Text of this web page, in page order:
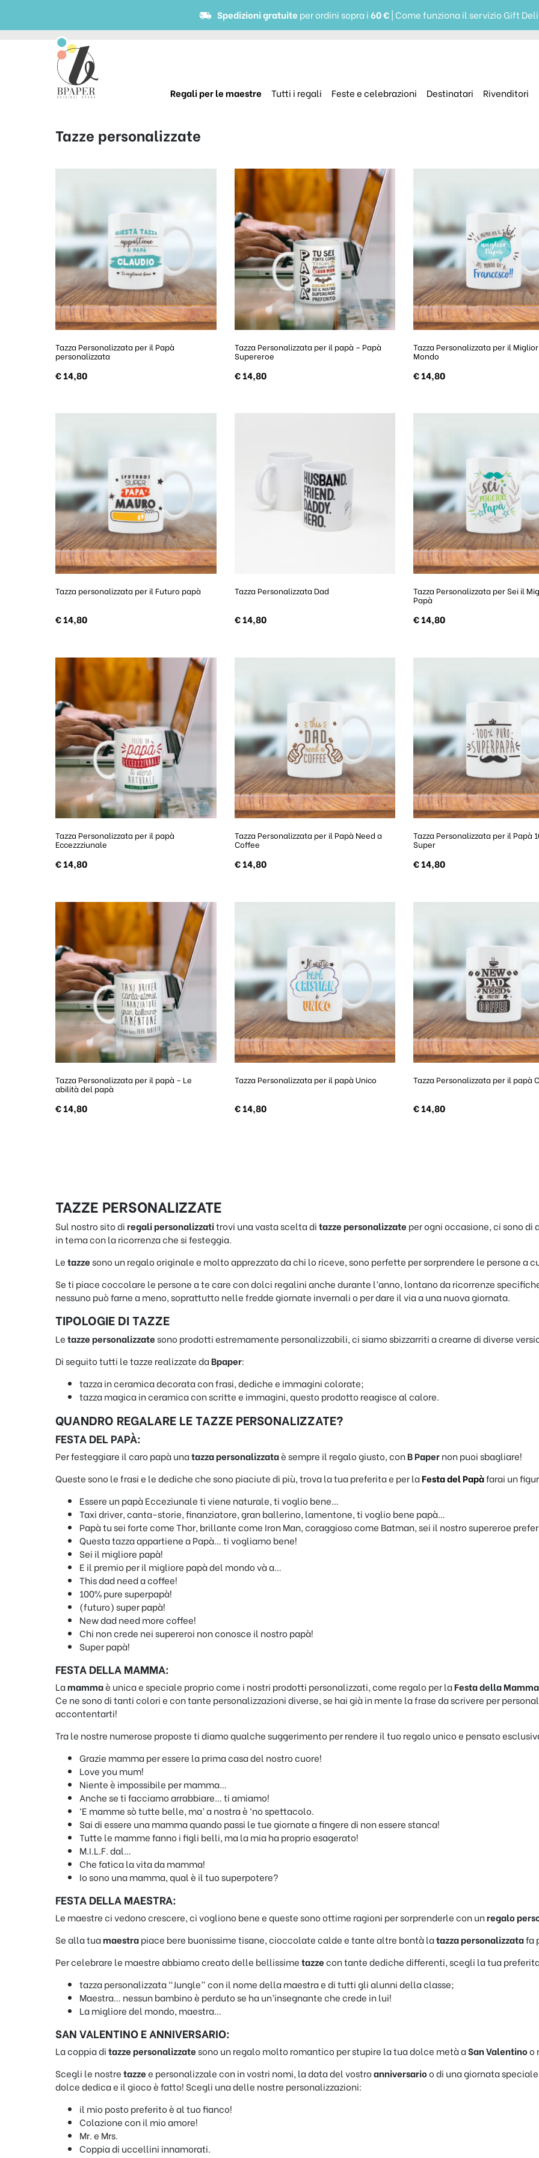
Spedizioni gratuite per ordini sopra i60 €| Come funziona il servizio Gift
Regali per le maestre Tutti i regali Feste e celebrazioni Destinatari Rivenditori
Tazze personalizzate
Tazza Personalizzata per il Papà
personalizzata
€14,80
Tazza Personalizzata per il papà – Papà
Supereroe
€14,80
Tazza Personalizzata per il
Mondo
€14,80
Tazza personalizzata per il Futuro papà
€14,80
Tazza Personalizzata Dad
€14,80
Tazza Personalizzata per Sei il
Papà
€14,80
Tazza Personalizzata per il papà
Eccezzziunale
€14,80
Tazza Personalizzata per il Papà Need a
Coffee
€14,80
Tazza Personalizzata per il Papà
Super
€14,80
Tazza Personalizzata per il papà – Le
abilità del papà
€14,80
Tazza Personalizzata per il papà Unico
€14,80
Tazza Personalizzata per il papà
€14,80
TAZZE PERSONALIZZATE
Sul nostro sito di regali personalizzatitrovi una vasta scelta ditazze personalizzate per ogni occasione, ci sono di
in tema con la ricorrenza che si festeggia.
Letazzesono un regalo originale e molto apprezzato da chi lo riceve, sono perfette per sorprendere le persone a
Se ti piace coccolare le persone a te care con dolci regalini anche durante l’anno, lontano da ricorrenze
nessuno può farne a meno, soprattutto nelle fredde giornate invernali o per dare il via a una nuova giornata.
TIPOLOGIE DI TAZZE
Letazze personalizzatesono prodotti estremamente personalizzabili, ci siamo sbizzarriti a crearne di diverse
Di seguito tutti le tazze realizzate daBpaper:
tazza in ceramica decorata con frasi, dediche e immagini colorate;
tazza magica in ceramica con scritte e immagini, questo prodotto reagisce al calore.
QUANDRO REGALARE LE TAZZE PERSONALIZZATE?
FESTA DEL PAPÀ:
Per festeggiare il caro papà unatazza personalizzataè sempre il regalo giusto, conB Papernon puoi sbagliare!
Queste sono le frasi e le dediche che sono piaciute di più, trova la tua preferita e per laFesta del Papàfarai un
Essere un papà Ecceziunale ti viene naturale, ti voglio bene…
Taxi driver, canta-storie, finanziatore, gran ballerino, lamentone, ti voglio bene papà…
Papà tu sei forte come Thor, brillante come Iron Man, coraggioso come Batman, sei il nostro supereroe
Questa tazza appartiene a Papà… ti vogliamo bene!
Sei il migliore papà!
E il premio per il migliore papà del mondo và a…
This dad need a coffee!
100% pure superpapà!
(futuro) super papà!
New dad need more coffee!
Chi non crede nei supereroi non conosce il nostro papà!
Super papà!
FESTA DELLA MAMMA:
Lamammaè unica e speciale proprio come i nostri prodotti personalizzati, come regalo per laFesta della Mamma
Ce ne sono di tanti colori e con tante personalizzazioni diverse, se hai già in mente la frase da scrivere per
accontentarti!
Tra le nostre numerose proposte ti diamo qualche suggerimento per rendere il tuo regalo unico e pensato
Grazie mamma per essere la prima casa del nostro cuore!
Love you mum!
Niente è impossibile per mamma…
Anche se ti facciamo arrabbiare… ti amiamo!
‘E mamme sò tutte belle, ma’ a nostra è ‘no spettacolo.
Sai di essere una mamma quando passi le tue giornate a fingere di non essere stanca!
Tutte le mamme fanno i figli belli, ma la mia ha proprio esagerato!
M.I.L.F. dal…
Che fatica la vita da mamma!
Io sono una mamma, qual è il tuo superpotere?
FESTA DELLA MAESTRA:
Le maestre ci vedono crescere, ci vogliono bene e queste sono ottime ragioni per sorprenderle con unregalo
Se alla tuamaestrapiace bere buonissime tisane, cioccolate calde e tante altre bontà latazza personalizzatafa
Per celebrare le maestre abbiamo creato delle bellissimetazzecon tante dediche differenti, scegli la tua
tazza personalizzata “Jungle” con il nome della maestra e di tutti gli alunni della classe;
Maestra… nessun bambino è perduto se ha un’insegnante che crede in lui!
La migliore del mondo, maestra…
SAN VALENTINO E ANNIVERSARIO:
La coppia ditazze personalizzatesono un regalo molto romantico per stupire la tua dolce metà aSan Valentinoo
Scegli le nostretazzee personalizzale con in vostri nomi, la data del vostroanniversarioo di una giornata
dolce dedica e il gioco è fatto! Scegli una delle nostre personalizzazioni:
il mio posto preferito è al tuo fianco!
Colazione con il mio amore!
Mr. e Mrs.
Coppia di uccellini innamorati.